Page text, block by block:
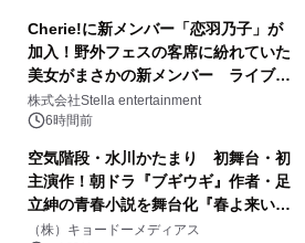
Cherie!に新メンバー「恋羽乃子」が
加入！野外フェスの客席に紛れていた
美女がまさかの新メンバー ライブ中
のサプライズ発表に会場騒然
株式会社Stella entertainment
6時間前
空気階段・水川かたまり 初舞台・初
主演作！朝ドラ『ブギウギ』作者・足
立紳の青春小説を舞台化『春よ来い、
マジで来い』キービジュアル解禁！
（株）キョードーメディアス